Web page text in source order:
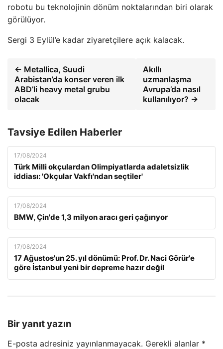
robotu bu teknolojinin dönüm noktalarından biri olarak
görülüyor.
Sergi 3 Eylül’e kadar ziyaretçilere açık kalacak.
← Metallica, Suudi
Arabistan’da konser veren ilk
ABD’li heavy metal grubu
olacak
Akıllı
uzmanlaşma
Avrupa’da nasıl
kullanılıyor? →
Tavsiye Edilen Haberler
17/08/2024
Türk Milli okçulardan Olimpiyatlarda adaletsizlik
iddiası: 'Okçular Vakfı'ndan seçtiler'
17/08/2024
BMW, Çin'de 1,3 milyon aracı geri çağırıyor
17/08/2024
17 Ağustos'un 25. yıl dönümü: Prof. Dr. Naci Görür'e
göre İstanbul yeni bir depreme hazır değil
Bir yanıt yazın
E-posta adresiniz yayınlanmayacak. Gerekli alanlar *